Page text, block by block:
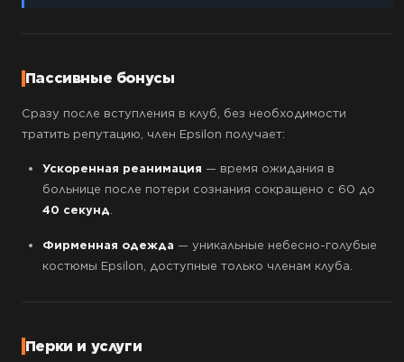
Пассивные бонусы
Сразу после вступления в клуб, без необходимости
тратить репутацию, член Epsilon получает:
Ускоренная реанимация — время ожидания в
больнице после потери сознания сокращено с 60 до
40 секунд.
Фирменная одежда — уникальные небесно-голубые
костюмы Epsilon, доступные только членам клуба.
Перки и услуги